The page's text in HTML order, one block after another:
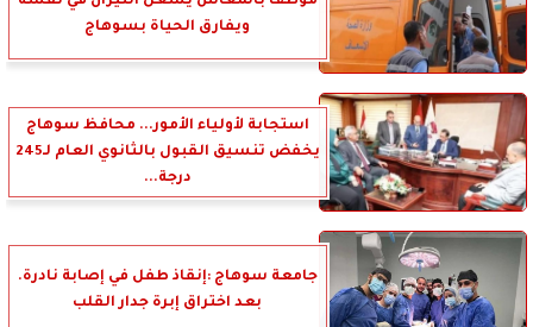
ويفارق الحياة بسوهاج
استجابة لأولياء الأمور... محافظ سوهاج
يخفض تنسيق القبول بالثانوي العام لـ245
درجة...
جامعة سوهاج :إنقاذ طفل في إصابة نادرة.
بعد اختراق إبرة جدار القلب